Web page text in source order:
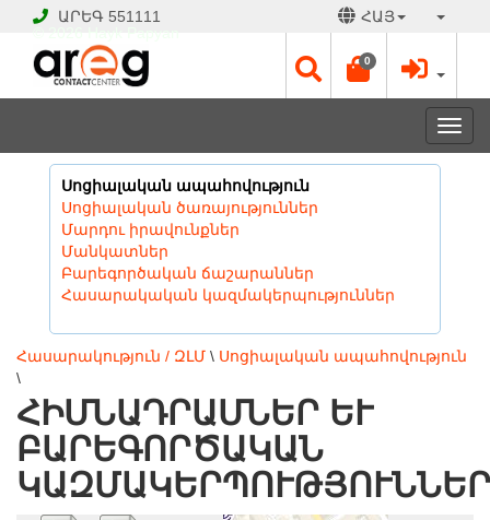
ԱՐԵԳ 551111 ՀԱՅ
0
Սոցիալական ապահովություն
Սոցիալական ծառայություններ
Մարդու իրավունքներ
Մանկատներ
Բարեգործական ճաշարաններ
Հասարակական կազմակերպություններ
Հասարակություն / ԶԼՄ \ Սոցիալական ապահովություն
\
ՀԻՄՆԱԴՐԱՄՆԵՐ ԵՒ Բ
ԱՐԵԳՈՐԾԱԿԱՆ Կ
ԱԶՄԱԿԵՐՊՈՒԹՅՈՒՆՆԵՐ